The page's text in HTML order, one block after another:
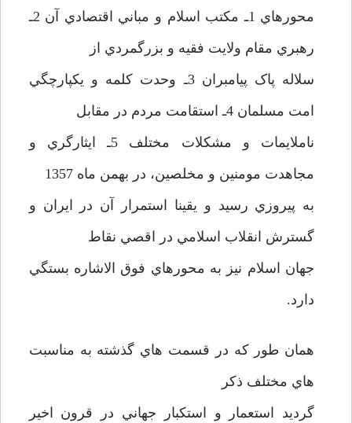
محورهاي 1ـ مکتب اسلام و مباني اقتصادي آن 2ـ
رهبري مقام ولايت فقيه و بزرگمردي از
سلاله پاک پيامبران 3ـ وحدت کلمه و يکپارچگي
امت مسلمان 4ـ استقامت مردم در مقابل
ناملايمات و مشکلات مختلف 5ـ ايثارگري و
مجاهدت مومنين و مخلصين، در بهمن ماه 1357
به پيروزي رسيد و يقينا استمرار آن در ايران و
گسترش انقلاب اسلامي در اقصي نقاط
جهان اسلام نيز به محورهاي فوق الاشاره بستگي
دارد.
همان طور که در قسمت هاي گذشته به مناسبت
هاي مختلف ذکر
گرديد استعمار و استکبار جهاني در قرون اخير